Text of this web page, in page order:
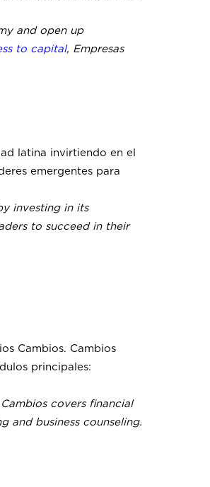
and open up
to capital, Empresas
latina invirtiendo en el
emergentes para
investing in its
to succeed in their
Cambios. Cambios
principales:
covers financial
and business counseling.